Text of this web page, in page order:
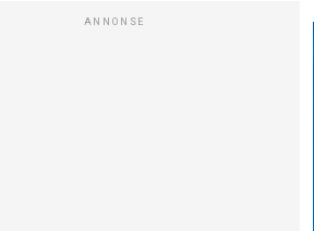
ANNONSE